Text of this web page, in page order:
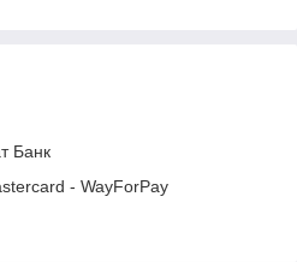
Банк
- WayForPay